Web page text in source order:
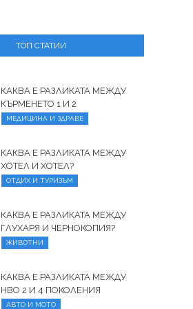
ТОП СТАТИИ
КАКВА Е РАЗЛИКАТА МЕЖДУ
КЪРМЕНЕТО 1 И 2
МЕДИЦИНА И ЗДРАВЕ
КАКВА Е РАЗЛИКАТА МЕЖДУ
ХОТЕЛ И ХОТЕЛ?
ОТДИХ И ТУРИЗЪМ
КАКВА Е РАЗЛИКАТА МЕЖДУ
ГЛУХАРЯ И ЧЕРНОКОПИЯ?
ЖИВОТНИ
КАКВА Е РАЗЛИКАТА МЕЖДУ
HBO 2 И 4 ПОКОЛЕНИЯ
АВТО И МОТО